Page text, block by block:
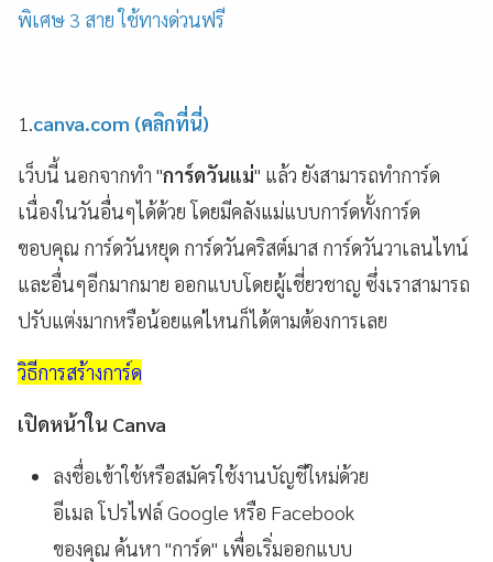
พิเศษ 3 สาย ใช้ทางด่วนฟรี
1.canva.com (คลิกที่นี่)
เว็บนี้ นอกจากทำ "การ์ดวันแม่" แล้ว ยังสามารถทำการ์ด
เนื่องในวันอื่นๆได้ด้วย โดยมีคลังแม่แบบการ์ดทั้งการ์ด
ขอบคุณ การ์ดวันหยุด การ์ดวันคริสต์มาส การ์ดวันวาเลนไทน์
และอื่นๆอีกมากมาย ออกแบบโดยผู้เชี่ยวชาญ ซึ่งเราสามารถ
ปรับแต่งมากหรือน้อยแค่ไหนก็ได้ตามต้องการเลย
วิธีการสร้างการ์ด
เปิดหน้าใน Canva
ลงชื่อเข้าใช้หรือสมัครใช้งานบัญชีใหม่ด้วย
อีเมล โปรไฟล์ Google หรือ Facebook
ของคุณ ค้นหา "การ์ด" เพื่อเริ่มออกแบบ